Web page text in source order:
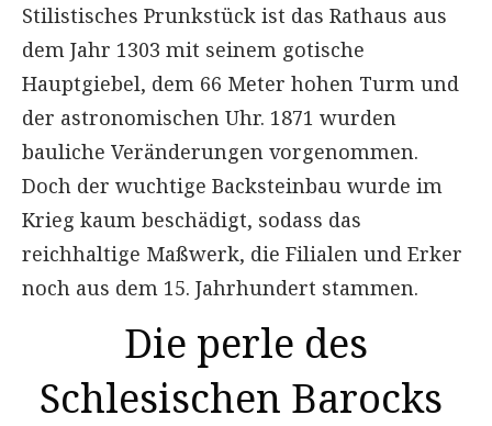
Stilistisches Prunkstück ist das Rathaus aus
dem Jahr 1303 mit seinem gotische
Hauptgiebel, dem 66 Meter hohen Turm und
der astronomischen Uhr. 1871 wurden
bauliche Veränderungen vorgenommen.
Doch der wuchtige Backsteinbau wurde im
Krieg kaum beschädigt, sodass das
reichhaltige Maßwerk, die Filialen und Erker
noch aus dem 15. Jahrhundert stammen.
​Die perle des
Schlesischen Barocks ​